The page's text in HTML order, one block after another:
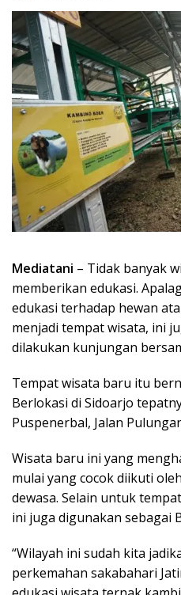
Mediatani – Tidak banyak
memberikan edukasi.
edukasi terhadap hewan
menjadi tempat wisata, ini
dilakukan kunjungan
Tempat wisata baru itu
Berlokasi di Sidoarjo
Puspenerbal, Jalan
Wisata baru ini yang
mulai yang cocok diikuti
dewasa. Selain untuk
ini juga digunakan sebagai
“Wilayah ini sudah kita
perkemahan sakabahari